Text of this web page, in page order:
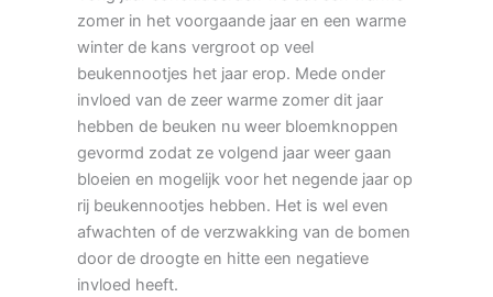
zomer in het voorgaande jaar en een warme
winter de kans vergroot op veel
beukennootjes het jaar erop. Mede onder
invloed van de zeer warme zomer dit jaar
hebben de beuken nu weer bloemknoppen
gevormd zodat ze volgend jaar weer gaan
bloeien en mogelijk voor het negende jaar op
rij beukennootjes hebben. Het is wel even
afwachten of de verzwakking van de bomen
door de droogte en hitte een negatieve
invloed heeft.